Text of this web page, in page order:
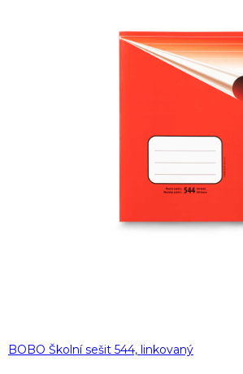
BOBO Školní sešit 544, linkovaný